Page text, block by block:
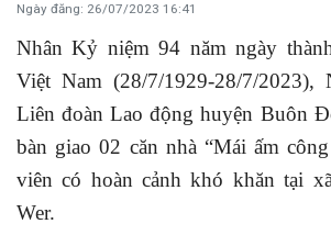
Ngày đăng: 26/07/2023 16:41
Nhân Kỷ niệm 94 năm ngày
Việt Nam (28/7/1929-28/7/2023),
Liên đoàn Lao động huyện Buôn
bàn giao 02 căn nhà “Mái ấm
viên có hoàn cảnh khó khăn tại
Wer.